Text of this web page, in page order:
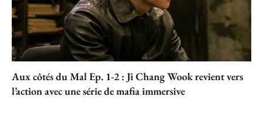
Aux côtés du Mal Ep. 1-2 : Ji Chang Wook revient vers
l’action avec une série de mafia immersive